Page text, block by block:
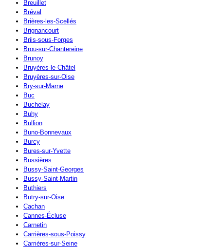
Breuillet
Bréval
Brières-les-Scellés
Brignancourt
Briis-sous-Forges
Brou-sur-Chantereine
Brunoy
Bruyères-le-Châtel
Bruyères-sur-Oise
Bry-sur-Marne
Buc
Buchelay
Buhy
Bullion
Buno-Bonnevaux
Burcy
Bures-sur-Yvette
Bussières
Bussy-Saint-Georges
Bussy-Saint-Martin
Buthiers
Butry-sur-Oise
Cachan
Cannes-Écluse
Carnetin
Carrières-sous-Poissy
Carrières-sur-Seine